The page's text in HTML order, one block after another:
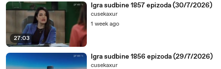
15:26
.
15:46
.
16:06
.
16:16
.
27:03
Igra sudbine 1857 epizoda (30/7/2026)
cusekaxur
1 week ago
Igra sudbine 1856 epizoda (29/7/2026)
cusekaxur